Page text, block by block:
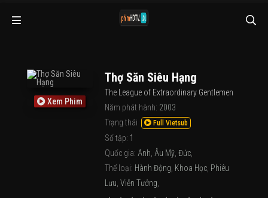
Xem Phim
Thợ Săn Siêu Hạng
The League of Extraordinary Gentlemen
Năm phát hành: 2003
Trạng thái
Full Vietsub
Số tập: 1
Quốc gia: Anh Âu Mỹ Đức
Thể loại: Hành Động Khoa Học Phiêu
Lưu Viễn Tưởng